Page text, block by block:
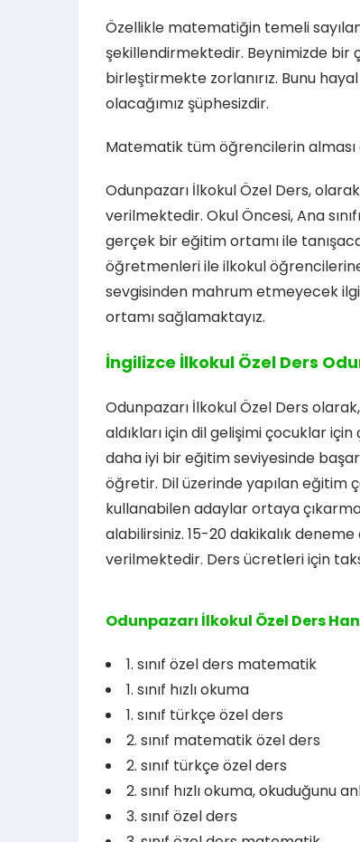
Özellikle matematiğin temeli
şekillendirmektedir. Beynimizde bir
birleştirmekte zorlanırız. Bunu
olacağımız şüphesizdir.
Matematik tüm öğrencilerin
Odunpazarı İlkokul Özel Ders,
verilmektedir. Okul Öncesi, Ana
gerçek bir eğitim ortamı ile
öğretmenleri ile ilkokul
sevgisinden mahrum etmeyecek
ortamı sağlamaktayız.
İngilizce İlkokul Özel Ders
Odunpazarı İlkokul Özel Ders
aldıkları için dil gelişimi çocuklar
daha iyi bir eğitim seviyesinde
öğretir. Dil üzerinde yapılan eğitim
kullanabilen adaylar ortaya
alabilirsiniz. 15-20 dakikalık
verilmektedir. Ders ücretleri için
Odunpazarı İlkokul Özel Ders
1. sınıf özel ders matematik
1. sınıf hızlı okuma
1. sınıf türkçe özel ders
2. sınıf matematik özel ders
2. sınıf türkçe özel ders
2. sınıf hızlı okuma, okuduğunu
3. sınıf özel ders